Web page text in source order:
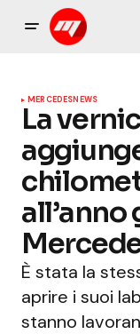
MERCEDESNEWS
La
all’anno
È stata la
aprire i suoi
stanno